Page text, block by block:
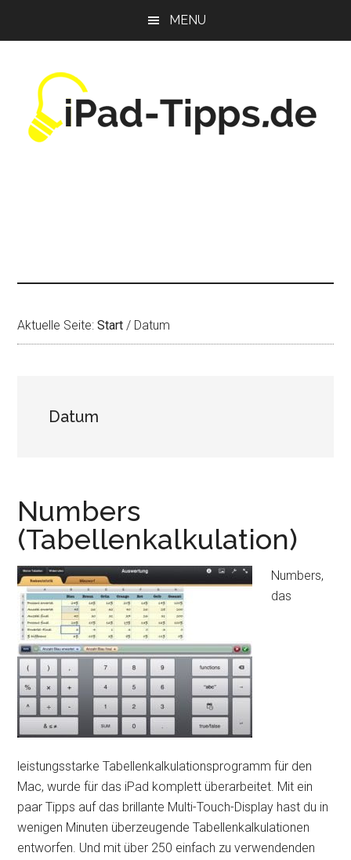
MENU
Aktuelle Seite:Start / Datum
Datum
Numbers
(Tabellenkalkulation)
Numbers,
das
leistungsstarke Tabellenkalkulationsprogramm für den
Mac, wurde für das iPad komplett überarbeitet. Mit ein
paar Tipps auf das brillante Multi-Touch-Display hast du in
wenigen Minuten überzeugende Tabellenkalkulationen
entworfen. Und mit über 250 einfach zu verwendenden